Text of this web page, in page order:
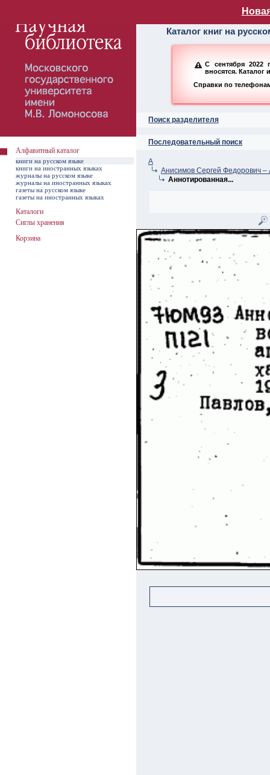
Алфавитный
Каталог книг на
С сентября 2022
вносятся. Каталог
Справки по
Поиск разделителя
Последовательный поиск
А
Анисимов Сергей Федорович –
Аннотированная...
Алфавитный каталог
книги на русском языке
книги на иностранных языках
журналы на русском языке
журналы на иностранных языках
газеты на русском языке
газеты на иностранных языках
Каталоги
Сиглы хранения
Корзина